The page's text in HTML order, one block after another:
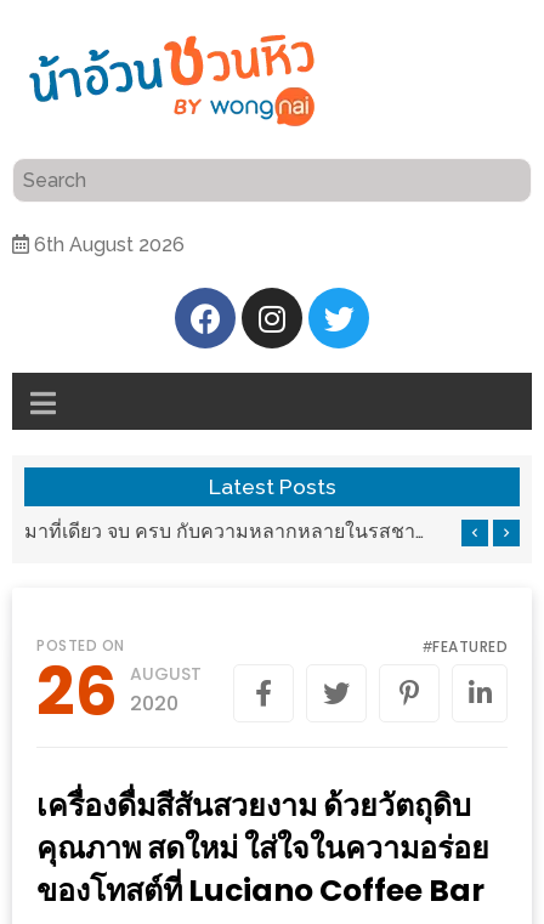
6th August 2026
แนะนำ
อ้วน
ความ
เป็น
ตัว
ศิริ
ปัน
นาฯ
เชียงใหม่
เล่น
กัน
ฐานะ
…
Latest Posts
แวะมาชิลยามเย็น กับจุดเช็คอินชมวิวดอยสุเทพสุดฟิน เครื่องดื่มและอาหารครบครันที่ Pool House
POSTED ON
26 AUGUST
2020
#FEATURED
เครื่องดื่มสีสันสวยงาม ด้วยวัตถุดิบ
คุณภาพ สดใหม่ ใส่ใจในความอร่อย
ของโทสต์ที่ Luciano Coffee Bar